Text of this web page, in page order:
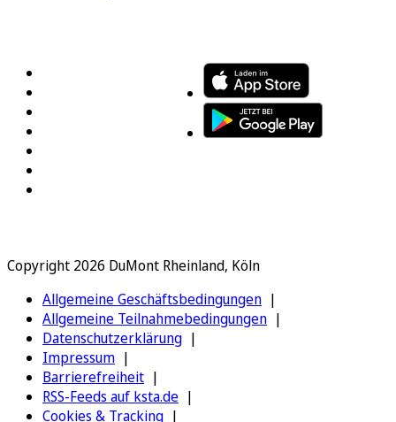
Copyright 2026 DuMont Rheinland, Köln
Allgemeine Geschäftsbedingungen
Allgemeine Teilnahmebedingungen
Datenschutzerklärung
Impressum
Barrierefreiheit
RSS-Feeds auf ksta.de
Cookies & Tracking